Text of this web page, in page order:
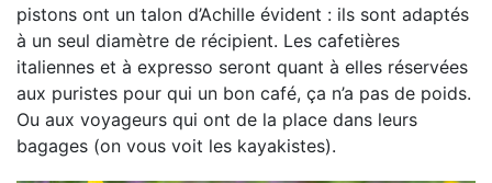
pistons ont un talon d’Achille évident : ils sont adaptés
à un seul diamètre de récipient. Les cafetières
italiennes et à expresso seront quant à elles réservées
aux puristes pour qui un bon café, ça n’a pas de poids.
Ou aux voyageurs qui ont de la place dans leurs
bagages (on vous voit les kayakistes).